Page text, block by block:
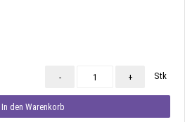
- + Stk
In den Warenkorb